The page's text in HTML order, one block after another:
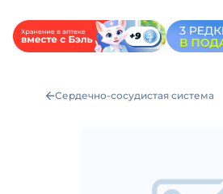
Сердечно-сосудистая система